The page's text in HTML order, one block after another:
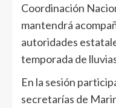
Coordinación
mantendrá
autoridades
temporada de
En la sesión
secretarías de